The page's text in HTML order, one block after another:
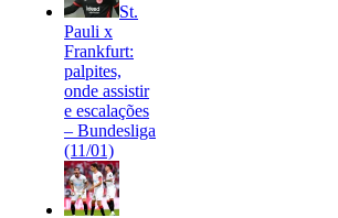
St.
Pauli x
Frankfurt:
palpites,
onde assistir
e escalações
– Bundesliga
(11/01)